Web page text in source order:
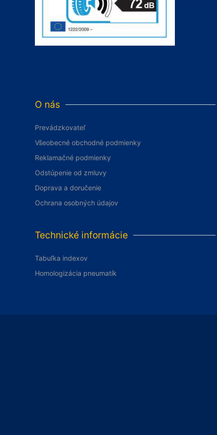
O nás
Prevádzkovateľ
Všeobecné obchodné podmienky
Reklamačné podmienky
Odstúpenie od zmluvy
Doprava a doručenie
Ochrana osobných údajov
Technické informácie
Tabuľka indexov
Homologizácia pneumatík